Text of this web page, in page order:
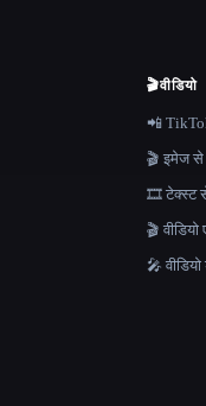
🎬वीडियो
📲
🎬 इमेज से
🎞️ टेक्स्ट से
🎬 वीडियो
🎤